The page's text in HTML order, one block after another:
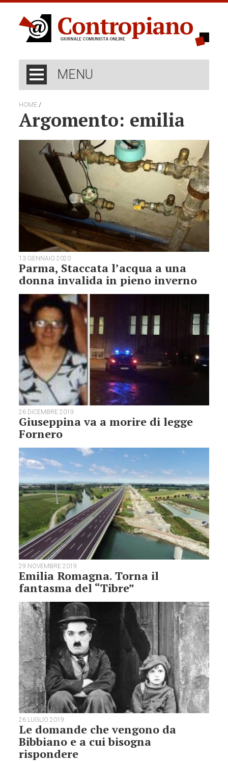
MENU
HOME /
Argomento: emilia
13 GENNAIO 2020
Parma, Staccata l’acqua a una
donna invalida in pieno inverno
26 DICEMBRE 2019
Giuseppina va a morire di legge
Fornero
29 NOVEMBRE 2019
Emilia Romagna. Torna il
fantasma del “Tibre”
26 LUGLIO 2019
Le domande che vengono da
Bibbiano e a cui bisogna
rispondere